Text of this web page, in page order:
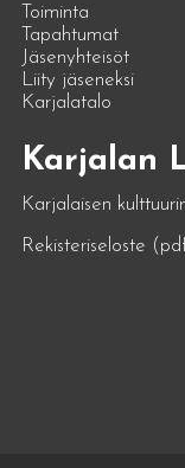
Toiminta
Tapahtumat
Jäsenyhteisöt
Liity jäseneksi
Karjalatalo
Karjalan
Karjalaisen
Rekisteriseloste